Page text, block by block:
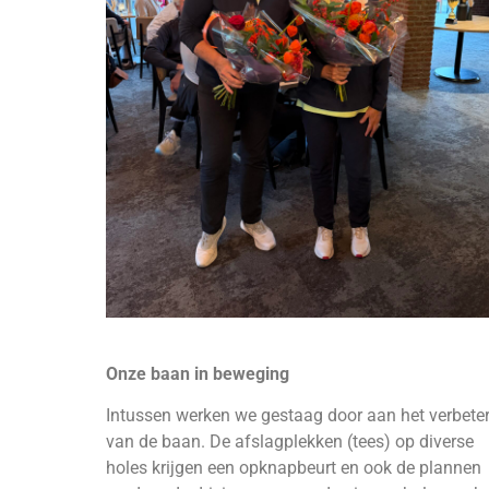
Onze baan in beweging
Intussen werken we gestaag door aan het
van de baan. De afslagplekken (tees) op diverse
holes krijgen een opknapbeurt en ook de plannen